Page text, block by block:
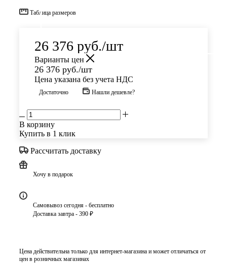
Таблица размеров
26 376 руб./шт
Варианты цен
26 376 руб./шт
Цена указана без учета НДС
Достаточно Нашли дешевле?
В корзину
Купить в 1 клик
Рассчитать доставку
Хочу в подарок
Самовывоз сегодня - бесплатно
Доставка завтра - 390 ₽
Цена действительна только для интернет-магазина и может отличаться от
цен в розничных магазинах